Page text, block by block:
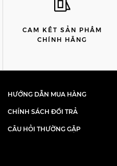
CAM KẾT SẢN PHẨM
CHÍNH HÃNG
HƯỚNG DẪN MUA HÀNG
CHÍNH SÁCH ĐỔI TRẢ
CÂU HỎI THƯỜNG GẶP